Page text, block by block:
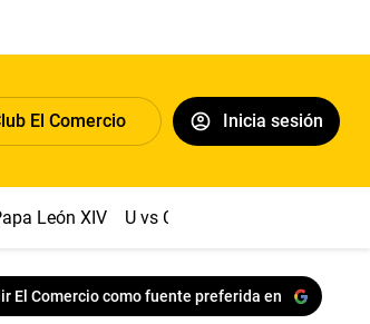
El Comercio Inicia sesión
León XIV U vs Cristal
El Comercio como fuente preferida en